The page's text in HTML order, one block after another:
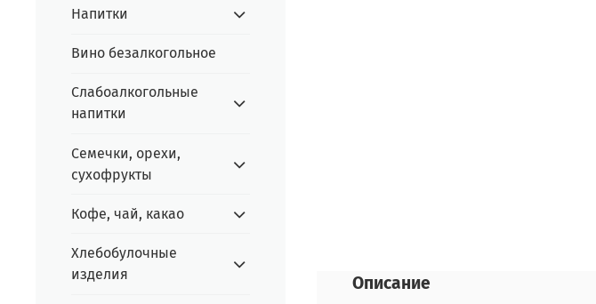
Описание
Напитки
Вино безалкогольное
Слабоалкогольные
напитки
Семечки, орехи,
сухофрукты
Кофе, чай, какао
Хлебобулочные
изделия